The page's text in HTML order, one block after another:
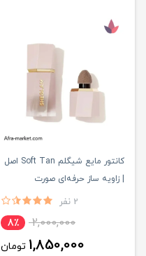
کانتور مایع شیگلم Soft Tan اصل
| زاویه ساز حرفه‌ای صورت
2 نفر
2,000,000 8٪
1,850,000 تومان